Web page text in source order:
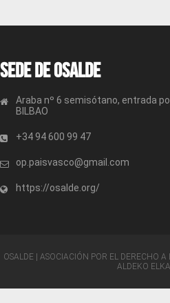
Sede de OSALDE
Araba nº 6 semisótano, entrada
BILBAO
+34 94 600 99 47
op.paisvasco@gmail.com
https://osalde.org/
OSALDE | ASOCIACIÓN POR EL DERECHO A
ALDEKO